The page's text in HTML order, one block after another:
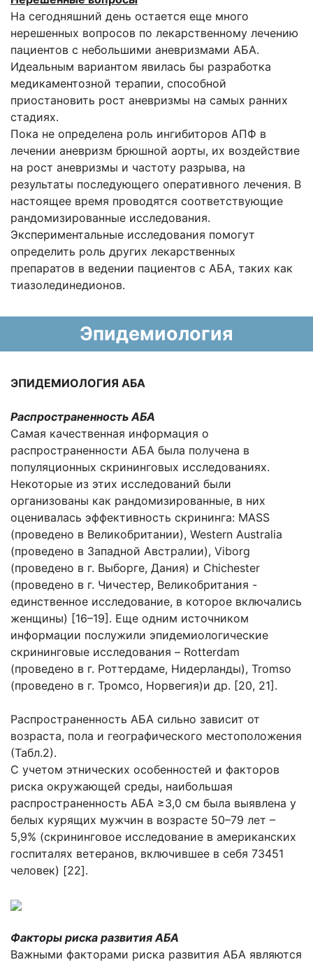
На сегодняшний день остается еще много
нерешенных вопросов по лекарственному лечению
пациентов с небольшими аневризмами АБА.
Идеальным вариантом явилась бы разработка
медикаментозной терапии, способной
приостановить рост аневризмы на самых ранних
стадиях.
Пока не определена роль ингибиторов АПФ в
лечении аневризм брюшной аорты, их воздействие
на рост аневризмы и частоту разрыва, на
результаты последующего оперативного лечения. В
настоящее время проводятся соответствующие
рандомизированные исследования.
Экспериментальные исследования помогут
определить роль других лекарственных
препаратов в ведении пациентов с АБА, таких как
тиазолединедионов.
Эпидемиология
ЭПИДЕМИОЛОГИЯ АБА
Распространенность АБА
Самая качественная информация о
распространенности АБА была получена в
популяционных скрининговых исследованиях.
Некоторые из этих исследований были
организованы как рандомизированные, в них
оценивалась эффективность скрининга: MASS
(проведено в Великобритании), Western Australia
(проведено в Западной Австралии), Viborg
(проведено в г. Выборге, Дания) и Chichester
(проведено в г. Чичестер, Великобритания -
единственное исследование, в которое включались
женщины) [16–19]. Еще одним источником
информации послужили эпидемиологические
скрининговые исследования – Rotterdam
(проведено в г. Роттердаме, Нидерланды), Tromso
(проведено в г. Тромсо, Норвегия)и др. [20, 21].
Распространенность АБА сильно зависит от
возраста, пола и географического местоположения
(Табл.2).
С учетом этнических особенностей и факторов
риска окружающей среды, наибольшая
распространенность АБА ≥3,0 см была выявлена у
белых курящих мужчин в возрасте 50–79 лет –
5,9% (скрининговое исследование в американских
госпиталях ветеранов, включившее в себя 73451
человек) [22].
Факторы риска развития АБА
Важными факторами риска развития АБА являются